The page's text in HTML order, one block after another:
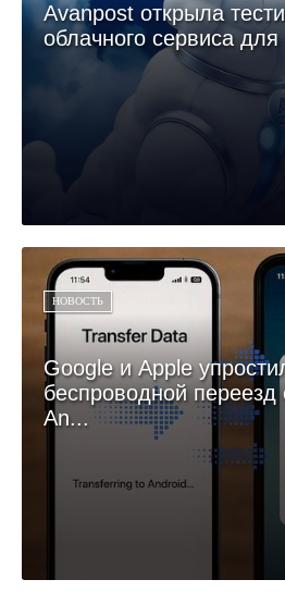
Avanpost открыла
облачного сервиса
НОВОСТЬ
Google и Apple
беспроводной переезд
An...